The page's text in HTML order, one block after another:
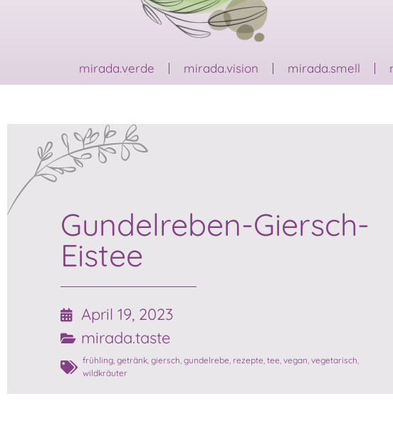
mirada.verde mirada.vision mirada.smell
Gundelreben-Giersch-
Eistee
April 19, 2023
mirada.taste
frühling, getränk, giersch, gundelrebe, rezepte, tee, vegan, vegetarisch,
wildkräuter